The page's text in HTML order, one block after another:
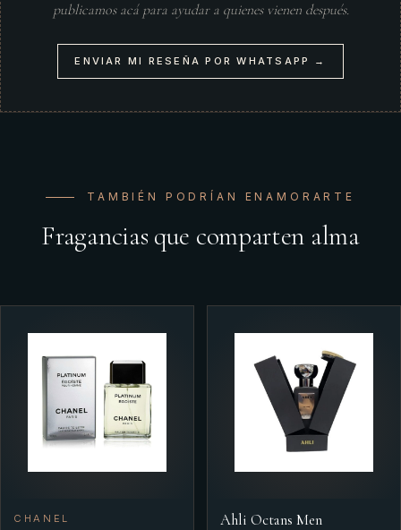
publicamos acá para ayudar a quienes vienen después.
ENVIAR MI RESEÑA POR WHATSAPP →
TAMBIÉN PODRÍAN ENAMORARTE
Fragancias que comparten alma
CHANEL Ahli Octans Men